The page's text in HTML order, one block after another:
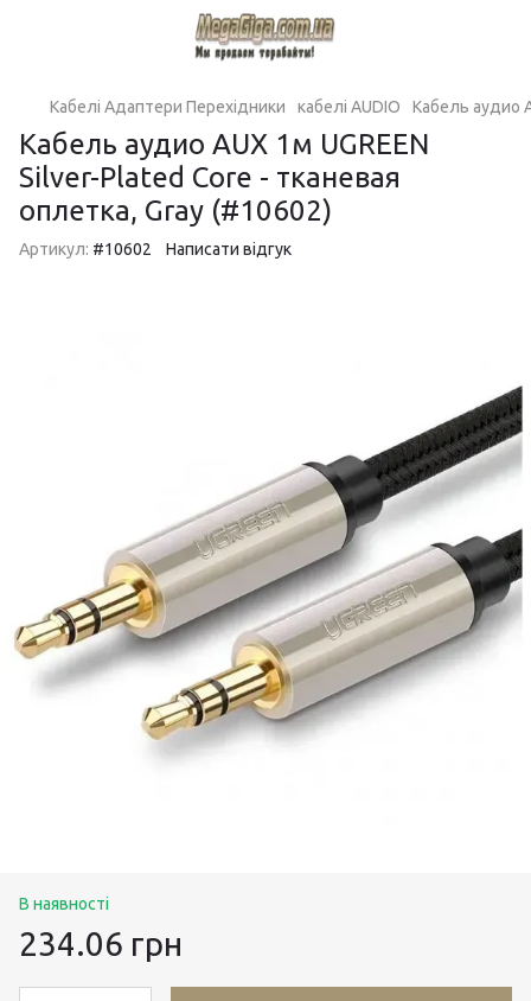
Кабелі Адаптери Перехідники кабелі AUDIO Кабель аудио
Кабель аудио AUX 1м UGREEN
Silver-Plated Core - тканевая
оплетка, Gray (#10602)
Артикул: #10602 Написати відгук
В наявності
234.06 грн